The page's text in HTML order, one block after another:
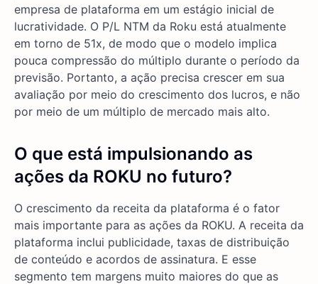
empresa de plataforma em um estágio inicial de
lucratividade. O P/L NTM da Roku está atualmente
em torno de 51x, de modo que o modelo implica
pouca compressão do múltiplo durante o período da
previsão. Portanto, a ação precisa crescer em sua
avaliação por meio do crescimento dos lucros, e não
por meio de um múltiplo de mercado mais alto.
O que está impulsionando as
ações da ROKU no futuro?
O crescimento da receita da plataforma é o fator
mais importante para as ações da ROKU. A receita da
plataforma inclui publicidade, taxas de distribuição
de conteúdo e acordos de assinatura. E esse
segmento tem margens muito maiores do que as